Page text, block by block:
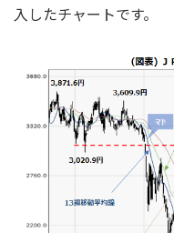
入したチャートです。